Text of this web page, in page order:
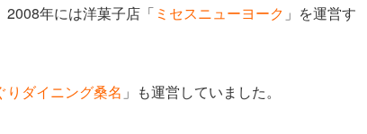
2008年には洋菓子店「 ミセスニューヨーク 」を運営す
りダイニング桑名 」も運営していました。